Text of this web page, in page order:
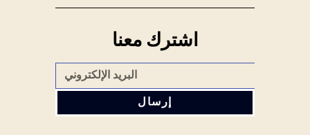
اشترك معنا
إرسال